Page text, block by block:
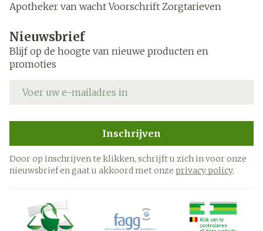
Apotheker van wacht Voorschrift Zorgtarieven
Nieuwsbrief
Blijf op de hoogte van nieuwe producten en
promoties
Inschrijven
Door op inschrijven te klikken, schrijft u zich in voor onze
nieuwsbrief en gaat u akkoord met onze privacy policy.